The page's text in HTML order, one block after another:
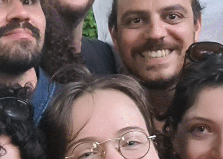
Menu
<
>
Les spectacles vivants
Création & Diffusion de Spectacles Vivants
En Travers @ Belvédère
Ajoutez un logo, un bouton, des réseaux sociaux
Cliquez pour éditer